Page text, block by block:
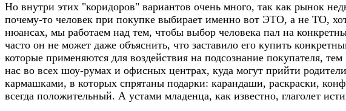
Но внутри этих "коридоров" вариантов очень много, так как рынок
почему-то человек при покупке выбирает именно вот ЭТО, а не ТО,
нюансах, мы работаем над тем, чтобы выбор человека пал на
часто он не может даже объяснить, что заставило его купить
которые применяются для воздействия на подсознание покупателя,
нас во всех шоу-румах и офисных центрах, куда могут прийти
кармашками, в которых спрятаны подарки: карандаши, раскраски,
всегда положительный. А устами младенца, как известно, глаголет